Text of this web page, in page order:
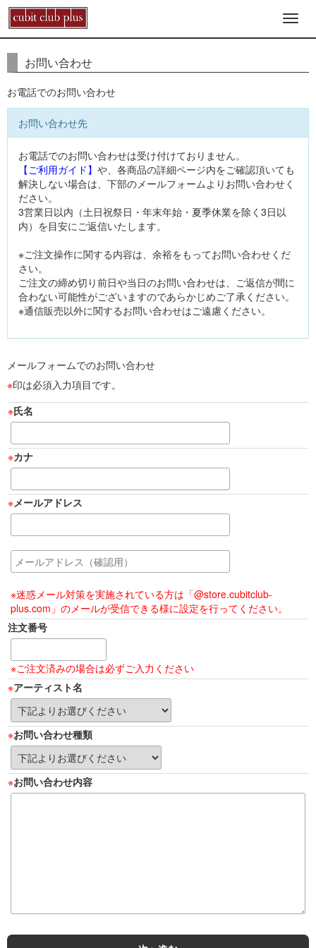
お問い合わせ
お電話でのお問い合わせ
お問い合わせ先
お電話でのお問い合わせは受け付けておりません。
【ご利用ガイド】 や、各商品の詳細ページ内をご確認頂いても
解決しない場合は、下部のメールフォームよりお問い合わせく
ださい。
3営業日以内（土日祝祭日・年末年始・夏季休業を除く3日以
内）を目安にご返信いたします。
※ご注文操作に関する内容は、余裕をもってお問い合わせくだ
さい。
ご注文の締め切り前日や当日のお問い合わせは、ご返信が間に
合わない可能性がございますのであらかじめご了承ください。
※通信販売以外に関するお問い合わせはご遠慮ください。
メールフォームでのお問い合わせ
印は必須入力項目です。
氏名
カナ
メールアドレス
※迷惑メール対策を実施されている方は「@store.cubitclub-
plus.com」のメールが受信できる様に設定を行ってください。
注文番号
※ご注文済みの場合は必ずご入力ください
アーティスト名
お問い合わせ種類
お問い合わせ内容